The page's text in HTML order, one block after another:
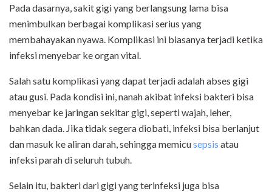
Pada dasarnya, sakit gigi yang berlangsung lama bisa
menimbulkan berbagai komplikasi serius yang
membahayakan nyawa. Komplikasi ini biasanya terjadi ketika
infeksi menyebar ke organ vital.
Salah satu komplikasi yang dapat terjadi adalah abses gigi
atau gusi. Pada kondisi ini, nanah akibat infeksi bakteri bisa
menyebar ke jaringan sekitar gigi, seperti wajah, leher,
bahkan dada. Jika tidak segera diobati, infeksi bisa berlanjut
dan masuk ke aliran darah, sehingga memicusepsis atau
infeksi parah di seluruh tubuh.
Selain itu, bakteri dari gigi yang terinfeksi juga bisa